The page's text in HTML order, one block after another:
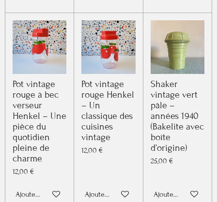
Pot vintage
rouge à bec
verseur
Henkel – Une
pièce du
quotidien
pleine de
charme
12,00 €
Ajouter au panier
Pot vintage
rouge Henkel
– Un
classique des
cuisines
vintage
12,00 €
Ajouter au panier
Shaker
vintage vert
pâle –
années 1940
(Bakelite avec
boîte
d’origine)
25,00 €
Ajouter au panier